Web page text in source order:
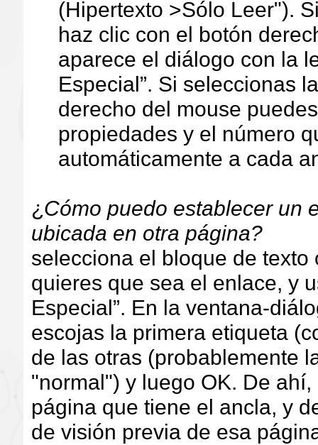
(Hipertexto >Sólo Leer").
haz clic con el botón
aparece el diálogo con la
Especial”. Si seleccionas
derecho del mouse
propiedades y el número
automáticamente a cada
¿Cómo puedo establecer un
ubicada en otra página?
selecciona el bloque de texto
quieres que sea el enlace, y
Especial”. En la ventana-
escojas la primera etiqueta
de las otras (probablemente
"normal") y luego OK. De
página que tiene el ancla, y
de visión previa de esa